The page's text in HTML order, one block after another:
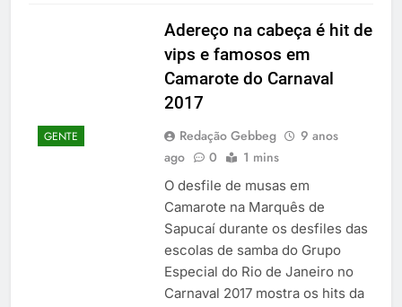
GENTE
Adereço na cabeça é hit de
vips e famosos em
Camarote do Carnaval
2017
Redação Gebbeg
9 anos
ago
0 1 mins
O desfile de musas em
Camarote na Marquês de
Sapucaí durante os desfiles das
escolas de samba do Grupo
Especial do Rio de Janeiro no
Carnaval 2017 mostra os hits da